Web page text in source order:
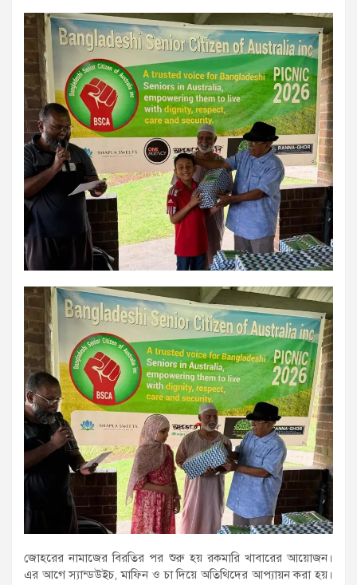
জোহরের নামাজের বিরতির পর শুরু হয় রকমারি খাবারের আয়োজন।
এর আগে স্যান্ডউইচ, মাফিন ও চা দিয়ে অতিথিদের আপ্যায়ন করা হয়।